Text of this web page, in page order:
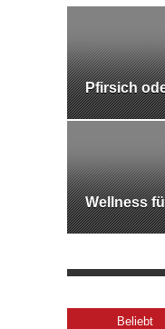
Pfirsich
Wellness
Beliebt